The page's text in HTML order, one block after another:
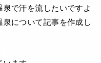
で汗を流したいですよ
について記事を作成し